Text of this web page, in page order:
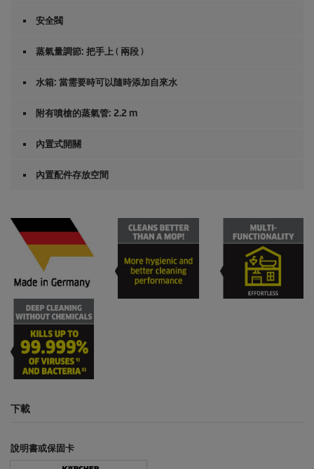
安全閥
蒸氣量調節: 把手上 ( 兩段 )
水箱: 當需要時可以隨時添加自來水
附有噴槍的蒸氣管: 2.2 m
內置式開關
內置配件存放空間
下載
說明書或保固卡